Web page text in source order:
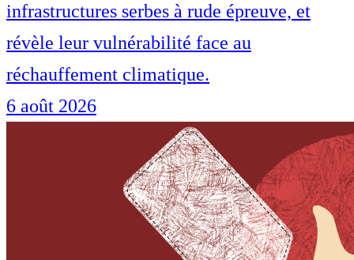
infrastructures serbes à rude épreuve, et
révèle leur vulnérabilité face au
réchauffement climatique.
6 août 2026